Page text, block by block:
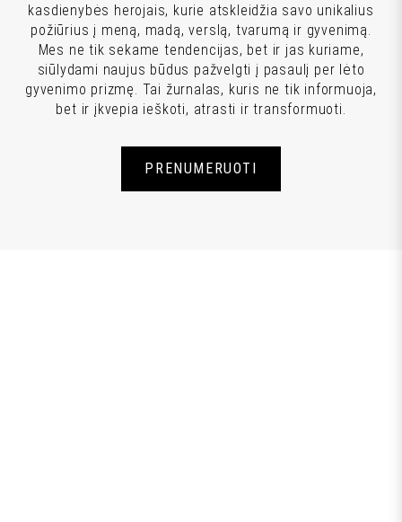
kasdienybės herojais, kurie atskleidžia savo unikalius
požiūrius į meną, madą, verslą, tvarumą ir gyvenimą.
Mes ne tik sekame tendencijas, bet ir jas kuriame,
siūlydami naujus būdus pažvelgti į pasaulį per lėto
gyvenimo prizmę. Tai žurnalas, kuris ne tik informuoja,
bet ir įkvepia ieškoti, atrasti ir transformuoti.
PRENUMERUOTI